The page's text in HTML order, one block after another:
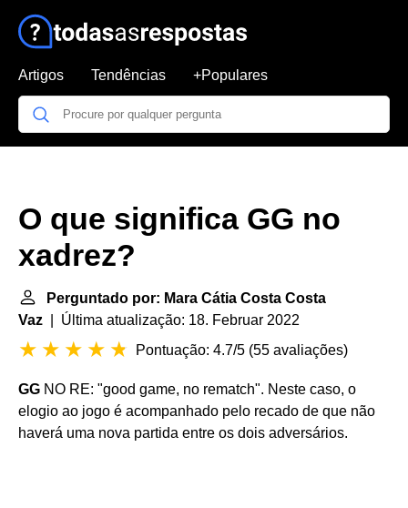
Artigos Tendências +Populares
O que significa GG no
xadrez?
Perguntado por: Mara Cátia Costa Costa
Vaz | Última atualização: 18. Februar 2022
Pontuação: 4.7/5 (55 avaliações)
GG NO RE: "good game, no rematch". Neste caso, o
elogio ao jogo é acompanhado pelo recado de que não
haverá uma nova partida entre os dois adversários.